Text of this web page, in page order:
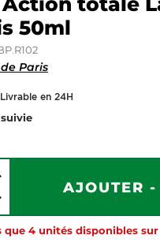
50ml
Paris
en 24H
AJOUTER -
que 4 unités disponibles